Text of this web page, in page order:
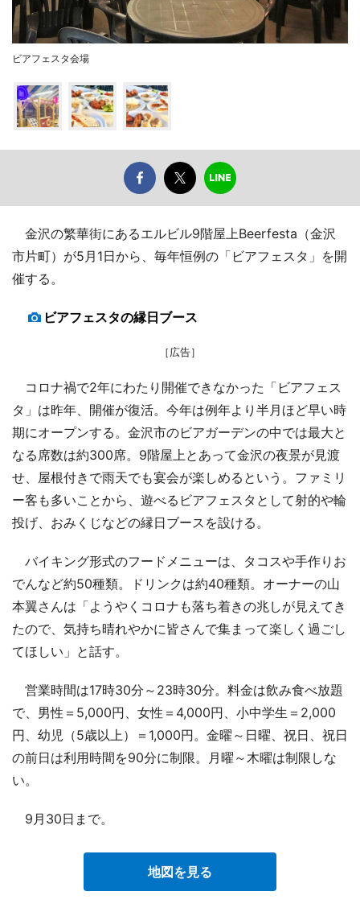
ビアフェスタ会場
金沢の繁華街にあるエルビル9階屋上Beerfesta（金沢
市片町）が5月1日から、毎年恒例の「ビアフェスタ」を開
催する。
ビアフェスタの縁日ブース
［広告］
コロナ禍で2年にわたり開催できなかった「ビアフェス
タ」は昨年、開催が復活。今年は例年より半月ほど早い時
期にオープンする。金沢市のビアガーデンの中では最大と
なる席数は約300席。9階屋上とあって金沢の夜景が見渡
せ、屋根付きで雨天でも宴会が楽しめるという。ファミリ
ー客も多いことから、遊べるビアフェスタとして射的や輪
投げ、おみくじなどの縁日ブースを設ける。
バイキング形式のフードメニューは、タコスや手作りお
でんなど約50種類。ドリンクは約40種類。オーナーの山
本翼さんは「ようやくコロナも落ち着きの兆しが見えてき
たので、気持ち晴れやかに皆さんで集まって楽しく過ごし
てほしい」と話す。
営業時間は17時30分～23時30分。料金は飲み食べ放題
で、男性＝5,000円、女性＝4,000円、小中学生＝2,000
円、幼児（5歳以上）＝1,000円。金曜～日曜、祝日、祝日
の前日は利用時間を90分に制限。月曜～木曜は制限しな
い。
9月30日まで。
地図を見る